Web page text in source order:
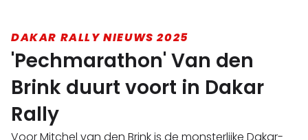
DAKAR RALLY NIEUWS 2025
'Pechmarathon' Van den
Brink duurt voort in Dakar
Rally